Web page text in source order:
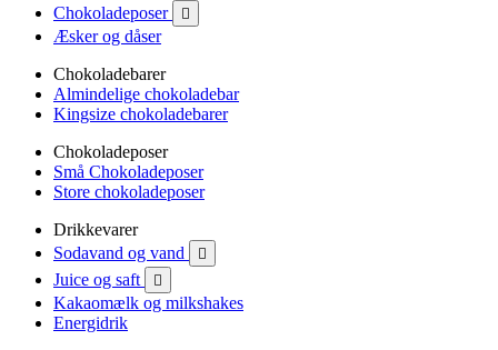
Chokoladeposer

Æsker og dåser
Chokoladebarer
Almindelige chokoladebar
Kingsize chokoladebarer
Chokoladeposer
Små Chokoladeposer
Store chokoladeposer
Drikkevarer
Sodavand og vand

Juice og saft 
Kakaomælk og milkshakes
Energidrik